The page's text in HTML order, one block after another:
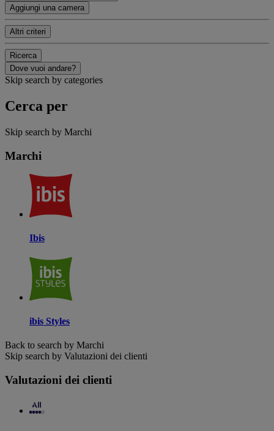
Aggiungi una camera
Altri criteri
Ricerca
Dove vuoi andare?
Skip search by categories
Cerca per
Skip search by Marchi
Marchi
Ibis
ibis Styles
Back to search by Marchi
Skip search by Valutazioni dei clienti
Valutazioni dei clienti